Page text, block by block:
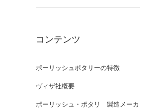
コンテンツ
ポーリッシュポタリーの特徴
ヴィザ社概要
ポーリッシュ・ポタリ 製造メーカ